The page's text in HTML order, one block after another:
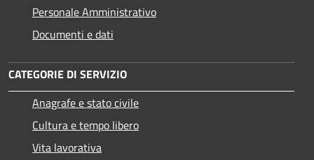
Personale Amministrativo
Documenti e dati
CATEGORIE DI SERVIZIO
Anagrafe e stato civile
Cultura e tempo libero
Vita lavorativa